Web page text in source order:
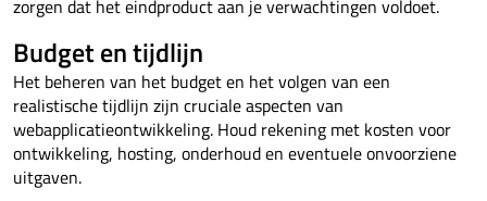
zorgen dat het eindproduct aan je verwachtingen voldoet.
Budget en tijdlijn
Het beheren van het budget en het volgen van een
realistische tijdlijn zijn cruciale aspecten van
webapplicatieontwikkeling. Houd rekening met kosten voor
ontwikkeling, hosting, onderhoud en eventuele onvoorziene
uitgaven.